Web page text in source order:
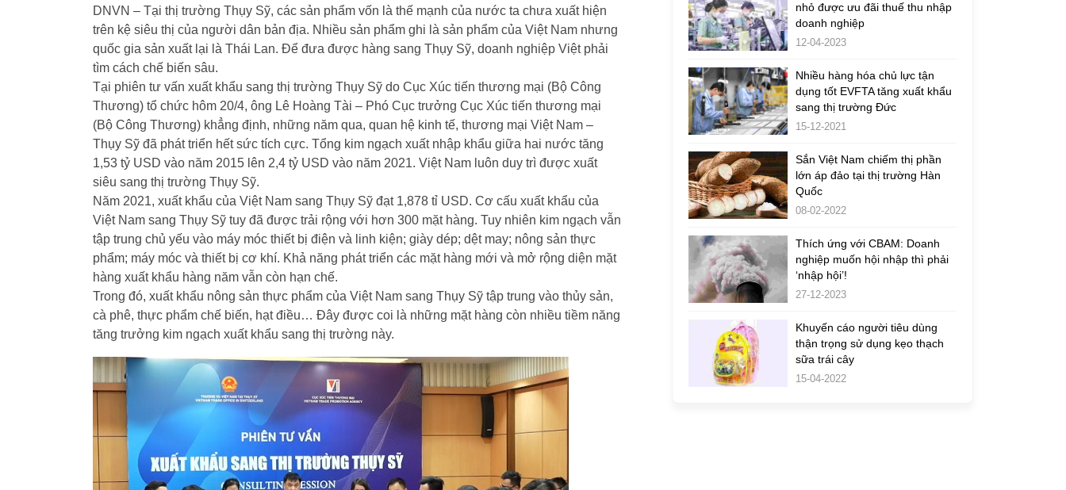
DNVN – Tại thị trường Thụy Sỹ, các sản phẩm vốn là thế mạnh của nước ta chưa xuất hiện
trên kệ siêu thị của người dân bản địa. Nhiều sản phẩm ghi là sản phẩm của Việt Nam nhưng
quốc gia sản xuất lại là Thái Lan. Để đưa được hàng sang Thụy Sỹ, doanh nghiệp Việt phải
tìm cách chế biến sâu.
Tại phiên tư vấn xuất khẩu sang thị trường Thụy Sỹ do Cục Xúc tiến thương mại (Bộ Công
Thương) tổ chức hôm 20/4, ông Lê Hoàng Tài – Phó Cục trưởng Cục Xúc tiến thương mại
(Bộ Công Thương) khẳng định, những năm qua, quan hệ kinh tế, thương mại Việt Nam –
Thụy Sỹ đã phát triển hết sức tích cực. Tổng kim ngạch xuất nhập khẩu giữa hai nước tăng
1,53 tỷ USD vào năm 2015 lên 2,4 tỷ USD vào năm 2021. Việt Nam luôn duy trì được xuất
siêu sang thị trường Thụy Sỹ.
Năm 2021, xuất khẩu của Việt Nam sang Thụy Sỹ đạt 1,878 tỉ USD. Cơ cấu xuất khẩu của
Việt Nam sang Thụy Sỹ tuy đã được trải rộng với hơn 300 mặt hàng. Tuy nhiên kim ngạch vẫn
tập trung chủ yếu vào máy móc thiết bị điện và linh kiện; giày dép; dệt may; nông sản thực
phẩm; máy móc và thiết bị cơ khí. Khả năng phát triển các mặt hàng mới và mở rộng diện mặt
hàng xuất khẩu hàng năm vẫn còn hạn chế.
Trong đó, xuất khẩu nông sản thực phẩm của Việt Nam sang Thụy Sỹ tập trung vào thủy sản,
cà phê, thực phẩm chế biến, hạt điều… Đây được coi là những mặt hàng còn nhiều tiềm năng
tăng trưởng kim ngạch xuất khẩu sang thị trường này.
nhỏ được ưu đãi thuế thu nhập
doanh nghiệp
12-04-2023
Nhiều hàng hóa chủ lực tận
dụng tốt EVFTA tăng xuất khẩu
sang thị trường Đức
15-12-2021
Sắn Việt Nam chiếm thị phần
lớn áp đảo tại thị trường Hàn
Quốc
08-02-2022
Thích ứng với CBAM: Doanh
nghiệp muốn hội nhập thì phải
‘nhập hội’!
27-12-2023
Khuyến cáo người tiêu dùng
thận trọng sử dụng kẹo thạch
sữa trái cây
15-04-2022